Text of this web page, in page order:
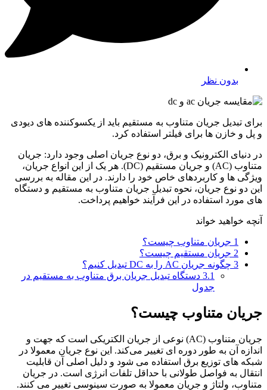
بدون نظر
برای تبدیل جریان متناوب به مستقیم باید از یکسوکننده های دیودی
و پل و خازن ها برای فیلتر استفاده کرد.
در دنیای الکترونیک و برق، دو نوع جریان اصلی وجود دارد: جریان
متناوب (AC) و جریان مستقیم (DC). هر یک از این انواع جریان،
ویژگی ‌ها و کاربردهای خاص خود را دارند. در این مقاله به بررسی
این دو نوع جریان، نحوه تبدیل جریان متناوب به مستقیم و دستگاه
‌های مورد استفاده در این فرآیند خواهیم پرداخت.
آنچه خواهید خواند
1 جریان متناوب چیست؟
2 جریان مستقیم چیست؟
3 چگونه جریان AC را به DC تبدیل کنیم؟
3.1 دستگاه تبدیل جریان برق متناوب به مستقیم در
جدول
جریان متناوب چیست؟
جریان متناوب (AC) نوعی از جریان الکتریکی است که جهت و
اندازه آن به ‌طور دوره ‌ای تغییر می‌کند. این نوع جریان معمولا در
شبکه ‌های توزیع برق استفاده می ‌شود و دلیل اصلی آن قابلیت
انتقال به فواصل طولانی با حداقل تلفات انرژی است. در جریان
متناوب، ولتاژ و جریان معمولا به صورت سینوسی تغییر می کنند.